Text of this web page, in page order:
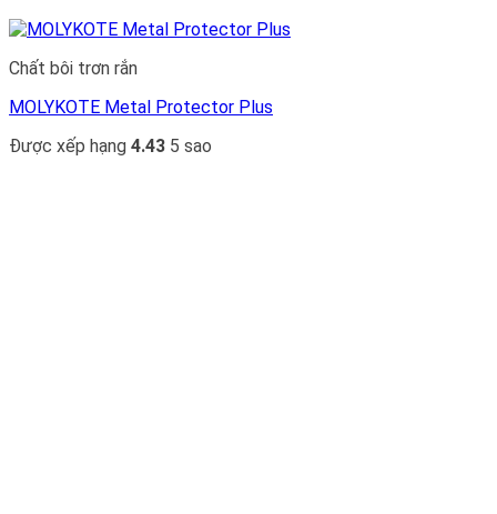
Chất bôi trơn rắn
MOLYKOTE Metal Protector Plus
Được xếp hạng 4.43 5 sao